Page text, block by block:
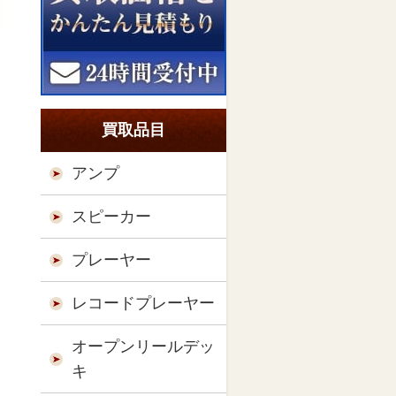
買取品目
アンプ
スピーカー
プレーヤー
レコードプレーヤー
オープンリールデッ
キ